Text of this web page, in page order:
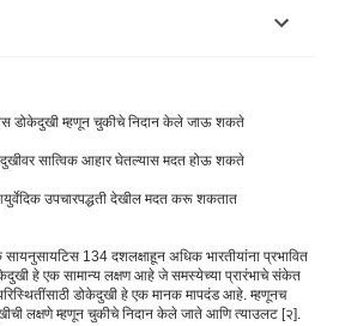
लक्षणे
डोकेदुखी म्हणून चुकीचे निदान केले जाऊ शकते
सात्विक आहार घेतल्यास मदत होऊ शकते
उपचारपद्धती देखील मदत करू शकतात
134 दशलक्षाहून अधिक भारतीयांना प्रभावित
हे एक सामान्य लक्षण आहे जे समस्येच्या प्रारंभाचे संकेत
डोकेदुखी हे एक मानक मापदंड आहे. म्हणूनच
लक्षणे म्हणून चुकीचे निदान केले जाते आणि त्याउलट [२].